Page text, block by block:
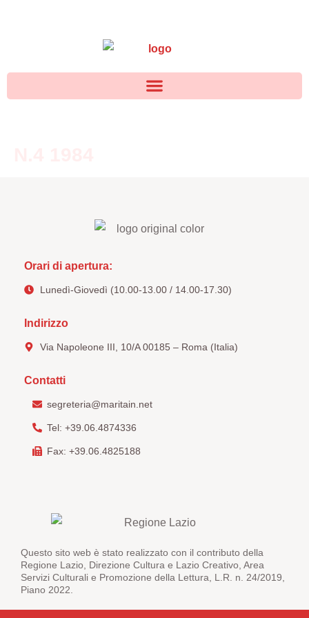
Orari di apertura:
Lunedì-Giovedì (10.00-13.00 / 14.00-17.30)
Indirizzo
Via Napoleone III, 10/A 00185 – Roma (Italia)
Contatti
segreteria@maritain.net
Tel: +39.06.4874336
Fax: +39.06.4825188
Questo sito web è stato realizzato con il contributo della
Regione Lazio, Direzione Cultura e Lazio Creativo, Area
Servizi Culturali e Promozione della Lettura, L.R. n. 24/2019,
Piano 2022.